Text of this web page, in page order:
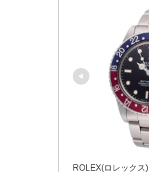
ROLEX(ロレックス)